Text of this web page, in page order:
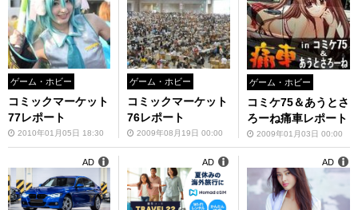
ゲーム・ホビー
コミックマーケット
77レポート
2010年01月05日 18:30
ゲーム・ホビー
コミックマーケット
76レポート
2009年08月19日 00:00
ゲーム・ホビー
コミケ75＆あうとさ
ろーね痛車レポート
2009年01月03日 00:00
AD AD AD